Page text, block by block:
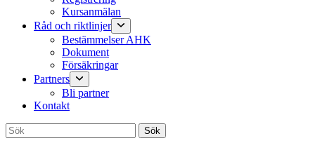
Kursanmälan
Råd och riktlinjer
Bestämmelser AHK
Dokument
Försäkringar
Partners
Bli partner
Kontakt